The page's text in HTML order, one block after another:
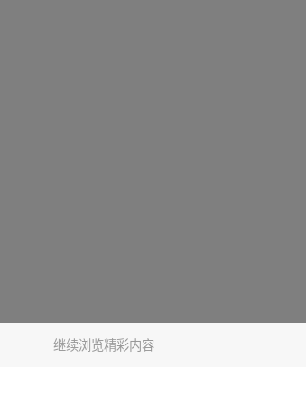
继续浏览精彩内容